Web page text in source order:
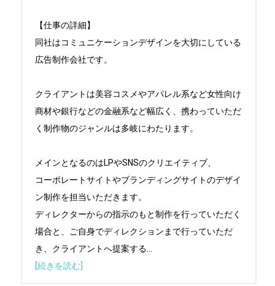
【仕事の詳細】
同社はコミュニケーションデザインを大切にしている
広告制作会社です。
クライアントは美容コスメやアパレル系など女性向け
商材や銀行などの金融系など幅広く、携わっていただ
く制作物のジャンルは多岐にわたります。
メインとなるのはLPやSNSのクリエイティブ、
コーポレートサイトやブランディングサイトのデザイ
ン制作を担当いただきます。
ディレクターからの指示のもと制作を行っていただく
場合と、ご自身でディレクションまで行っていただ
き、クライアントへ提案する
[続きを読む]